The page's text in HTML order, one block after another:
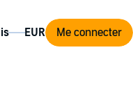
Me connecter